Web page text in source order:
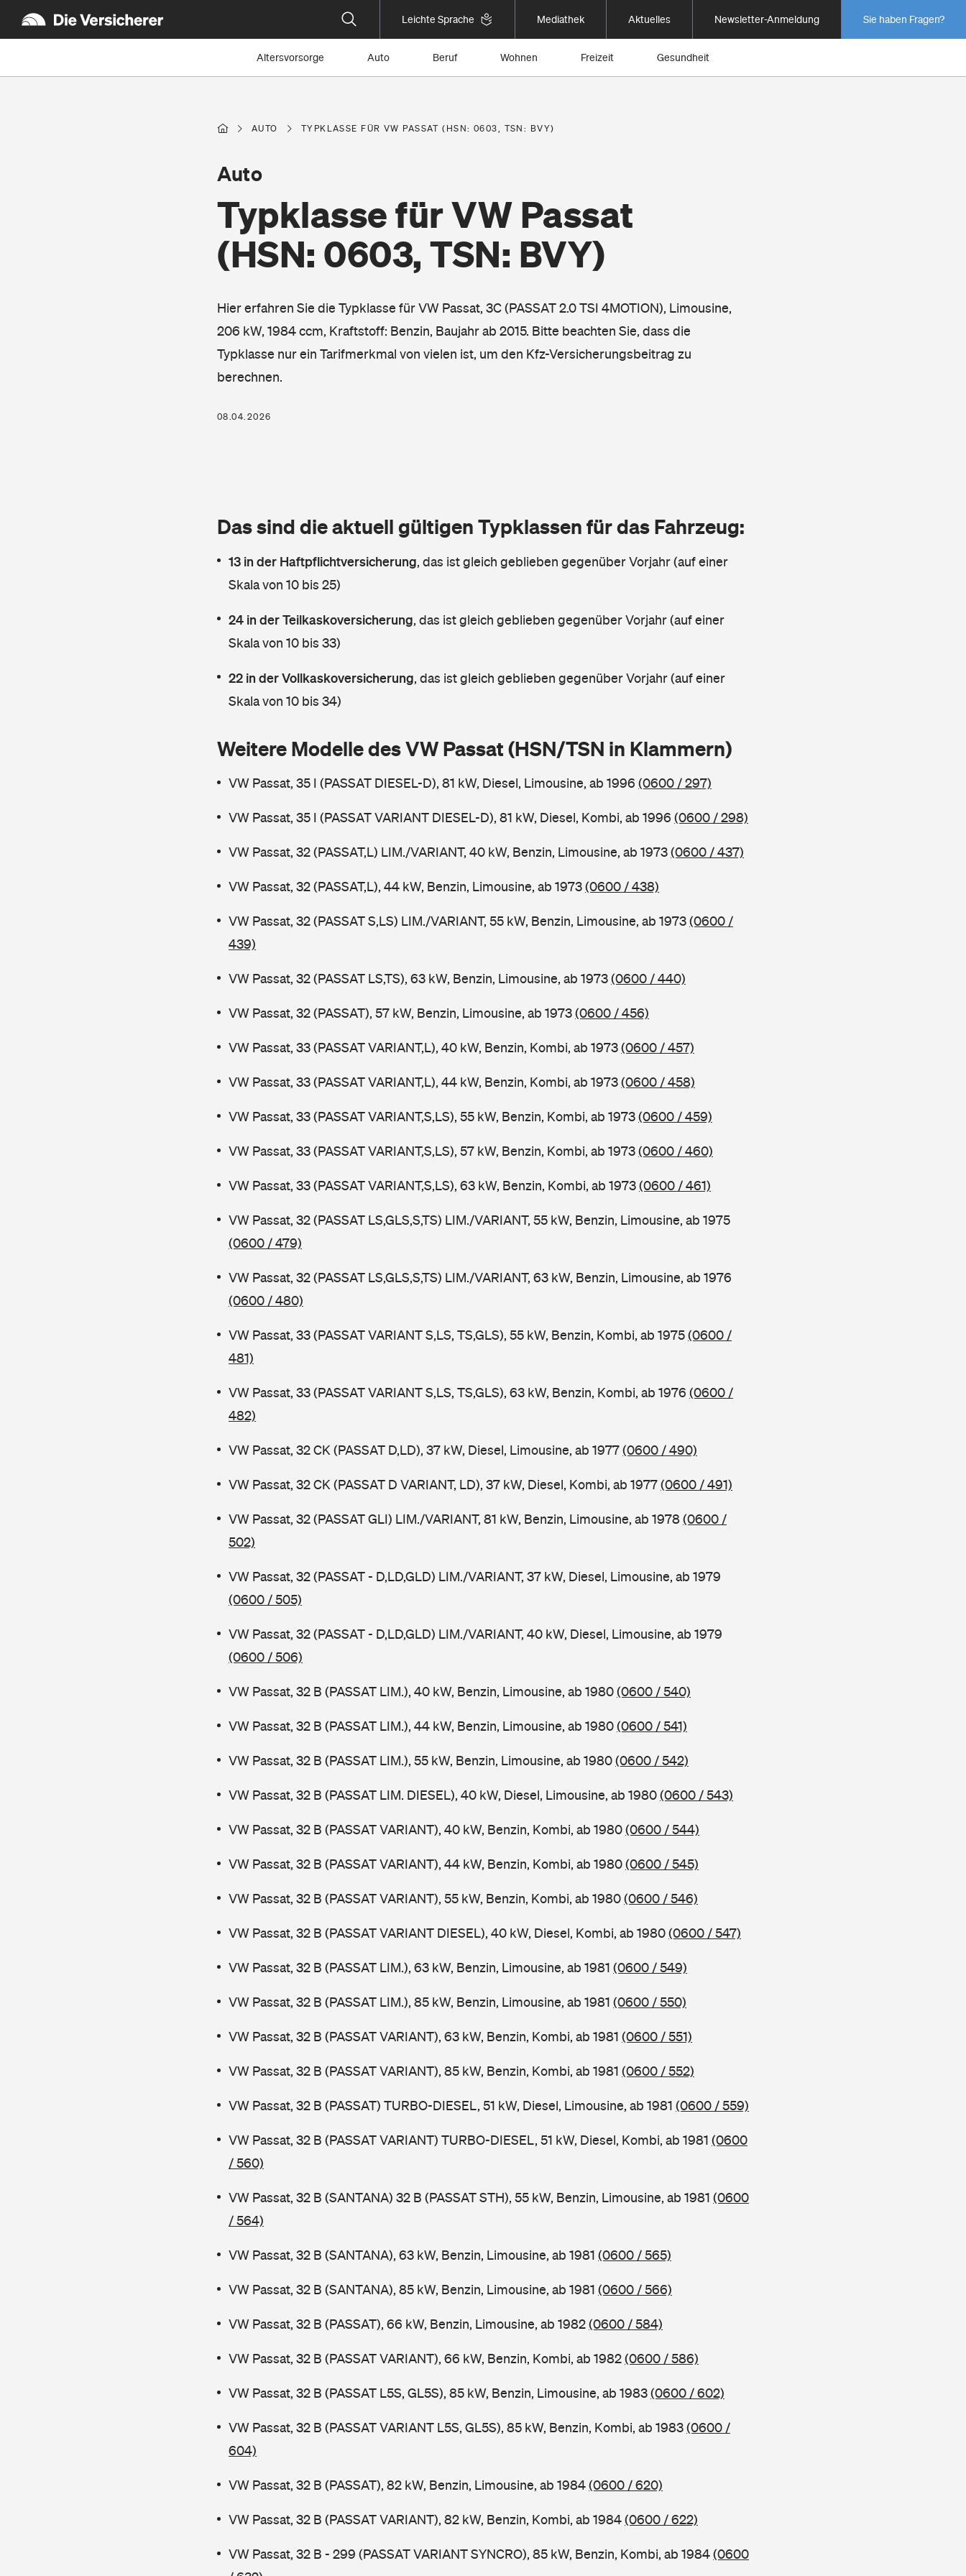
Leichte Sprache Mediathek Aktuelles Newsletter-Anmeldung Sie haben Fragen?
Altersvorsorge Auto Beruf Wohnen Freizeit Gesundheit
AUTO TYPKLASSE FÜR VW PASSAT (HSN: 0603, TSN: BVY)
Typklasse für VW Passat
(HSN: 0603, TSN: BVY)
Auto
Hier erfahren Sie die Typklasse für VW Passat, 3C (PASSAT 2.0 TSI 4MOTION), Limousine,
206 kW, 1984 ccm, Kraftstoff: Benzin, Baujahr ab 2015. Bitte beachten Sie, dass die
Typklasse nur ein Tarifmerkmal von vielen ist, um den Kfz-Versicherungsbeitrag zu
berechnen.
08.04.2026
Das sind die aktuell gültigen Typklassen für das Fahrzeug:
13 in der Haftpflichtversicherung, das ist gleich geblieben gegenüber Vorjahr (auf einer
Skala von 10 bis 25)
24 in der Teilkaskoversicherung, das ist gleich geblieben gegenüber Vorjahr (auf einer
Skala von 10 bis 33)
22 in der Vollkaskoversicherung, das ist gleich geblieben gegenüber Vorjahr (auf einer
Skala von 10 bis 34)
Weitere Modelle des VW Passat (HSN/TSN in Klammern)
VW Passat, 35 I (PASSAT DIESEL-D), 81 kW, Diesel, Limousine, ab 1996 (0600 / 297)
VW Passat, 35 I (PASSAT VARIANT DIESEL-D), 81 kW, Diesel, Kombi, ab 1996 (0600 / 298)
VW Passat, 32 (PASSAT,L) LIM./VARIANT, 40 kW, Benzin, Limousine, ab 1973(0600 / 437)
VW Passat, 32 (PASSAT,L), 44 kW, Benzin, Limousine, ab 1973(0600 / 438)
VW Passat, 32 (PASSAT S,LS) LIM./VARIANT, 55 kW, Benzin, Limousine, ab 1973(0600 /
439)
VW Passat, 32 (PASSAT LS,TS), 63 kW, Benzin, Limousine, ab 1973(0600 / 440)
VW Passat, 32 (PASSAT), 57 kW, Benzin, Limousine, ab 1973(0600 / 456)
VW Passat, 33 (PASSAT VARIANT,L), 40 kW, Benzin, Kombi, ab 1973(0600 / 457)
VW Passat, 33 (PASSAT VARIANT,L), 44 kW, Benzin, Kombi, ab 1973(0600 / 458)
VW Passat, 33 (PASSAT VARIANT,S,LS), 55 kW, Benzin, Kombi, ab 1973(0600 / 459)
VW Passat, 33 (PASSAT VARIANT,S,LS), 57 kW, Benzin, Kombi, ab 1973(0600 / 460)
VW Passat, 33 (PASSAT VARIANT,S,LS), 63 kW, Benzin, Kombi, ab 1973(0600 / 461)
VW Passat, 32 (PASSAT LS,GLS,S,TS) LIM./VARIANT, 55 kW, Benzin, Limousine, ab 1975
(0600 / 479)
VW Passat, 32 (PASSAT LS,GLS,S,TS) LIM./VARIANT, 63 kW, Benzin, Limousine, ab 1976
(0600 / 480)
VW Passat, 33 (PASSAT VARIANT S,LS, TS,GLS), 55 kW, Benzin, Kombi, ab 1975(0600 /
481)
VW Passat, 33 (PASSAT VARIANT S,LS, TS,GLS), 63 kW, Benzin, Kombi, ab 1976 (0600 /
482)
VW Passat, 32 CK (PASSAT D,LD), 37 kW, Diesel, Limousine, ab 1977(0600 / 490)
VW Passat, 32 CK (PASSAT D VARIANT, LD), 37 kW, Diesel, Kombi, ab 1977(0600 / 491)
VW Passat, 32 (PASSAT GLI) LIM./VARIANT, 81 kW, Benzin, Limousine, ab 1978(0600 /
502)
VW Passat, 32 (PASSAT - D,LD,GLD) LIM./VARIANT, 37 kW, Diesel, Limousine, ab 1979
(0600 / 505)
VW Passat, 32 (PASSAT - D,LD,GLD) LIM./VARIANT, 40 kW, Diesel, Limousine, ab 1979
(0600 / 506)
VW Passat, 32 B (PASSAT LIM.), 40 kW, Benzin, Limousine, ab 1980(0600 / 540)
VW Passat, 32 B (PASSAT LIM.), 44 kW, Benzin, Limousine, ab 1980(0600 / 541)
VW Passat, 32 B (PASSAT LIM.), 55 kW, Benzin, Limousine, ab 1980(0600 / 542)
VW Passat, 32 B (PASSAT LIM. DIESEL), 40 kW, Diesel, Limousine, ab 1980(0600 / 543)
VW Passat, 32 B (PASSAT VARIANT), 40 kW, Benzin, Kombi, ab 1980(0600 / 544)
VW Passat, 32 B (PASSAT VARIANT), 44 kW, Benzin, Kombi, ab 1980(0600 / 545)
VW Passat, 32 B (PASSAT VARIANT), 55 kW, Benzin, Kombi, ab 1980(0600 / 546)
VW Passat, 32 B (PASSAT VARIANT DIESEL), 40 kW, Diesel, Kombi, ab 1980(0600 / 547)
VW Passat, 32 B (PASSAT LIM.), 63 kW, Benzin, Limousine, ab 1981 (0600 / 549)
VW Passat, 32 B (PASSAT LIM.), 85 kW, Benzin, Limousine, ab 1981 (0600 / 550)
VW Passat, 32 B (PASSAT VARIANT), 63 kW, Benzin, Kombi, ab 1981 (0600 / 551)
VW Passat, 32 B (PASSAT VARIANT), 85 kW, Benzin, Kombi, ab 1981 (0600 / 552)
VW Passat, 32 B (PASSAT) TURBO-DIESEL, 51 kW, Diesel, Limousine, ab 1981 (0600 / 559)
VW Passat, 32 B (PASSAT VARIANT) TURBO-DIESEL, 51 kW, Diesel, Kombi, ab 1981 (0600
/ 560)
VW Passat, 32 B (SANTANA) 32 B (PASSAT STH), 55 kW, Benzin, Limousine, ab 1981 (0600
/ 564)
VW Passat, 32 B (SANTANA), 63 kW, Benzin, Limousine, ab 1981 (0600 / 565)
VW Passat, 32 B (SANTANA), 85 kW, Benzin, Limousine, ab 1981 (0600 / 566)
VW Passat, 32 B (PASSAT), 66 kW, Benzin, Limousine, ab 1982(0600 / 584)
VW Passat, 32 B (PASSAT VARIANT), 66 kW, Benzin, Kombi, ab 1982(0600 / 586)
VW Passat, 32 B (PASSAT L5S, GL5S), 85 kW, Benzin, Limousine, ab 1983(0600 / 602)
VW Passat, 32 B (PASSAT VARIANT L5S, GL5S), 85 kW, Benzin, Kombi, ab 1983(0600 /
604)
VW Passat, 32 B (PASSAT), 82 kW, Benzin, Limousine, ab 1984(0600 / 620)
VW Passat, 32 B (PASSAT VARIANT), 82 kW, Benzin, Kombi, ab 1984(0600 / 622)
VW Passat, 32 B - 299 (PASSAT VARIANT SYNCRO), 85 kW, Benzin, Kombi, ab 1984(0600